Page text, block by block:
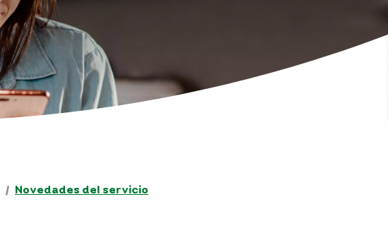
Novedades del servicio